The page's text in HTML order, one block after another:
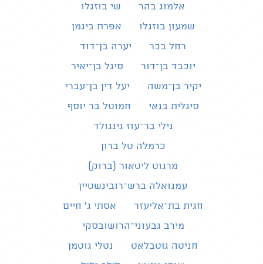
אלמוג בהר
שי בוזגלו
שמעון בוזגלו
אפרת ביגמן
רחל בכר
יערה בן־דוד
יוכבד בן־דור
סיגל בן־יאיר
יקיר בן־משה
יעל דין בן־עברי
סיגלית בנאי
חמוטל בר יוסף
נילי בר־עוז גינגולד
כרמלה טל ברון
מרגוט ליטאור (ברוק)
עמנואלה ברש־רובינשטיין
חגית בת־אליעזר
אסתי ג׳ חיים
מירב גבעוני־הרושובסקי
חניטה גוּטבלאט
נטלי גוטמן